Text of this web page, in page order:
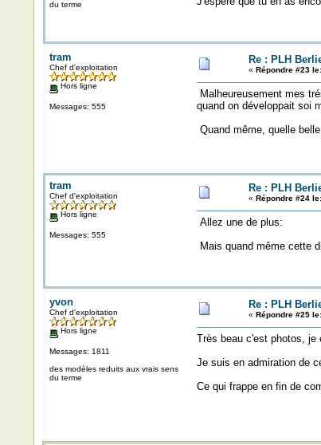
du terme
tram
Chef d'exploitation
Hors ligne
Messages: 555
Re : PLH
« Répondre #23 le:
Malheureusement mes
quand on développait soi
Quand même, quelle
tram
Chef d'exploitation
Hors ligne
Messages: 555
Re : PLH
« Répondre #24 le:
Allez une de plus:
Mais quand même cette
yvon
Chef d'exploitation
Hors ligne
Messages: 1811
des modèles reduits aux vrais sens
du terme
Re : PLH
« Répondre #25 le:
Très beau c'est photos, je
Je suis en admiration de
Ce qui frappe en fin de